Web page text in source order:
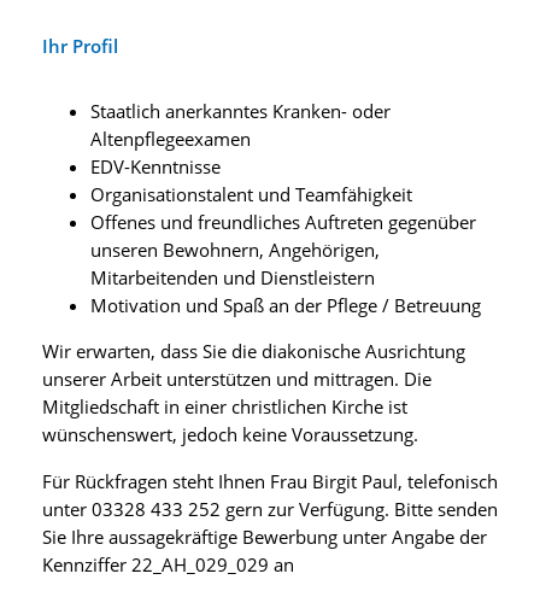
Ihr Profil
Staatlich anerkanntes Kranken- oder
Altenpflegeexamen
EDV-Kenntnisse
Organisationstalent und Teamfähigkeit
Offenes und freundliches Auftreten gegenüber
unseren Bewohnern, Angehörigen,
Mitarbeitenden und Dienstleistern
Motivation und Spaß an der Pflege / Betreuung
Wir erwarten, dass Sie die diakonische Ausrichtung
unserer Arbeit unterstützen und mittragen. Die
Mitgliedschaft in einer christlichen Kirche ist
wünschenswert, jedoch keine Voraussetzung.
Für Rückfragen steht Ihnen Frau Birgit Paul, telefonisch
unter 03328 433 252 gern zur Verfügung. Bitte senden
Sie Ihre aussagekräftige Bewerbung unter Angabe der
Kennziffer 22_AH_029_029 an